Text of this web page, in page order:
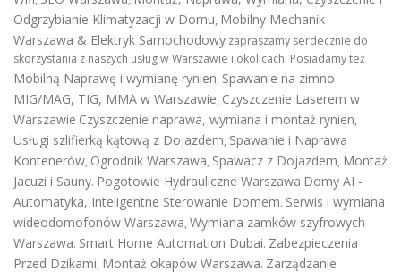
Odgrzybianie Klimatyzacji w Domu, Mobilny Mechanik
Warszawa & Elektryk Samochodowy zapraszamy serdecznie do
skorzystania z naszych usług w Warszawie i okolicach. Posiadamy też
Mobilną Naprawę i wymianę rynien, Spawanie na zimno
MIG/MAG, TIG, MMA w Warszawie, Czyszczenie Laserem w
Warszawie Czyszczenie naprawa, wymiana i montaż rynien,
Usługi szlifierką kątową z Dojazdem, Spawanie i Naprawa
Kontenerów, Ogrodnik Warszawa, Spawacz z Dojazdem, Montaż
Jacuzi i Sauny. Pogotowie Hydrauliczne Warszawa Domy AI -
Automatyka, Inteligentne Sterowanie Domem. Serwis i wymiana
wideodomofonów Warszawa, Wymiana zamków szyfrowych
Warszawa. Smart Home Automation Dubai. Zabezpieczenia
Przed Dzikami, Montaż okapów Warszawa. Zarządzanie